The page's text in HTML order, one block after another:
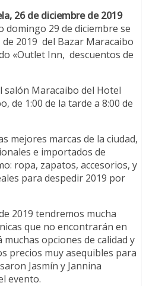
26 de diciembre de 2019
domingo 29 de diciembre se
2019 del Bazar Maracaibo
«Outlet Inn, descuentos de
salón Maracaibo del Hotel
de 1:00 de la tarde a 8:00 de
mejores marcas de la ciudad,
e importados de
ropa, zapatos, accesorios, y
para despedir 2019 por
2019 tendremos mucha
que no encontrarán en
opciones de calidad y
precios muy asequibles para
Jasmín y Jannina
evento.